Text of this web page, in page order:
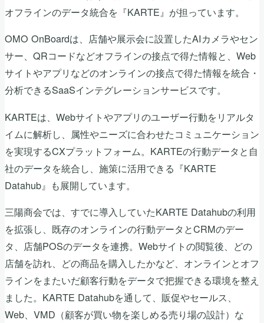
オフラインのデータ統合を『KARTE』が担っています。
OMO OnBoardは、店舗や展示会に設置したAIカメラやセン
サー、QRコードなどオフラインの接点で得た情報と、Web
サイトやアプリなどのオンラインの接点で得た情報を統合・
分析できるSaaSインテグレーションサービスです。
KARTEは、Webサイトやアプリのユーザー行動をリアルタ
イムに解析し、属性やニーズに合わせたコミュニケーション
を実現するCXプラットフォーム。KARTEの行動データと自
社のデータを統合し、施策に活用できる『KARTE
Datahub』も展開しています。
三陽商会では、すでに導入していたKARTE Datahubの利用
を拡張し、既存のオンラインの行動データとCRMのデー
タ、店舗POSのデータを連携。Webサイトの閲覧後、どの
店舗を訪れ、どの商品を購入したかなど、オンラインとオフ
ラインをまたいだ顧客行動をデータで把握できる環境を整え
ました。KARTE Datahubを通して、販促やセールス、
Web、VMD（顧客が買い物を楽しめる売り場の設計）な